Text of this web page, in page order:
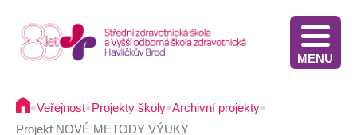
MENU
•Veřejnost•Projekty školy•Archivní projekty•
Projekt NOVÉ METODY VÝUKY